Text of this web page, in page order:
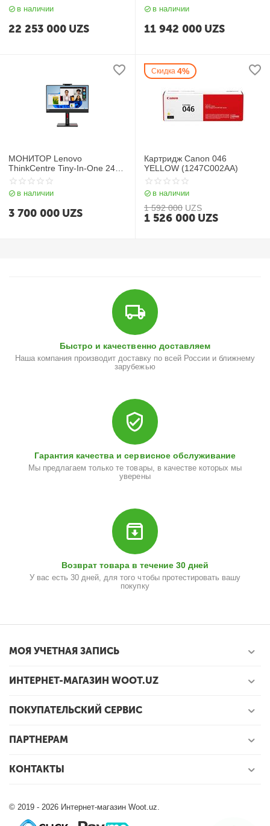
в наличии
22 253 000 UZS
в наличии
11 942 000 UZS
МОНИТОР Lenovo
ThinkCentre Tiny-In-One 24
Gen 5
в наличии
3 700 000 UZS
Скидка 4%
Картридж Canon 046
YELLOW (1247C002AA)
в наличии
1 592 000 UZS
1 526 000 UZS
Быстро и качественно доставляем
Наша компания производит доставку по всей России и ближнему
зарубежью
Гарантия качества и сервисное обслуживание
Мы предлагаем только те товары, в качестве которых мы
уверены
Возврат товара в течение 30 дней
У вас есть 30 дней, для того чтобы протестировать вашу
покупку
МОЯ УЧЕТНАЯ ЗАПИСЬ
ИНТЕРНЕТ-МАГАЗИН WOOT.UZ
ПОКУПАТЕЛЬСКИЙ СЕРВИС
ПАРТНЕРАМ
КОНТАКТЫ
© 2019 - 2026 Интернет-магазин Woot.uz.